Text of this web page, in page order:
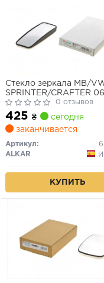
Стекло зеркала MB/
SPRINTER/CRAFTER
выпукл.подогрев
обзора лев.
0 отзывов
425 ₴
сегодня
заканчивается
Артикул:
ALKAR
КУПИТЬ